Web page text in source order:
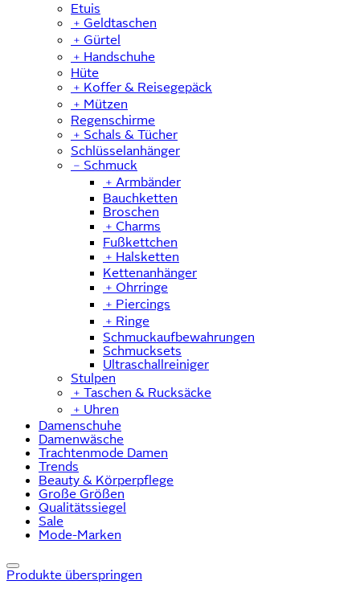
Etuis
﹢ Geldtaschen
﹢ Gürtel
﹢ Handschuhe
Hüte
﹢ Koffer & Reisegepäck
﹢ Mützen
Regenschirme
﹢ Schals & Tücher
Schlüsselanhänger
﹣ Schmuck
﹢ Armbänder
Bauchketten
Broschen
﹢ Charms
Fußkettchen
﹢ Halsketten
Kettenanhänger
﹢ Ohrringe
﹢ Piercings
﹢ Ringe
Schmuckaufbewahrungen
Schmucksets
Ultraschallreiniger
Stulpen
﹢ Taschen & Rucksäcke
﹢ Uhren
Damenschuhe
Damenwäsche
Trachtenmode Damen
Trends
Beauty & Körperpflege
Große Größen
Qualitätssiegel
Sale
Mode-Marken
Produkte überspringen